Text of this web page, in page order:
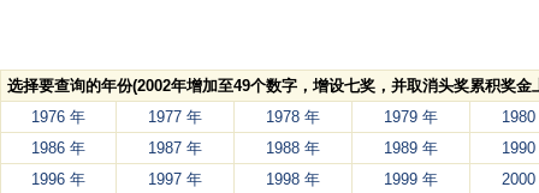
选择要查询的年份(2002年增加至49个数字，增设七奖，并取消头奖累积奖
1976 年
1977 年 1978 年 1979 年
1986 年
1987 年 1988 年 1989 年
1996 年
1997 年 1998 年 1999 年
2000